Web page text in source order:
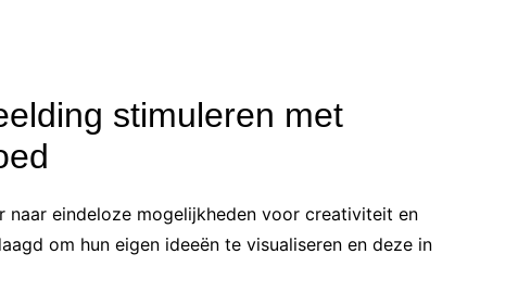
stimuleren met
naar eindeloze mogelijkheden voor creativiteit en
om hun eigen ideeën te visualiseren en deze in